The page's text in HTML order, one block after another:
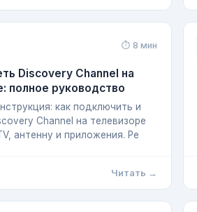
⏱ 8 мин
Discovery Channel на
полное руководство
как подключить и
Channel на телевизоре
антенну и приложения. Ре
Читать →